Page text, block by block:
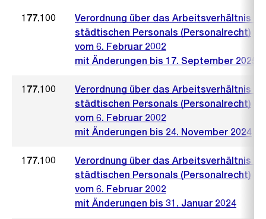
177.100
Verordnung über das Arbeitsverhältnis
städtischen Personals (Personalrecht)
vom 6. Februar 2002
mit Änderungen bis 17. September 2025
177.100
Verordnung über das Arbeitsverhältnis
städtischen Personals (Personalrecht)
vom 6. Februar 2002
mit Änderungen bis 24. November 2024
177.100
Verordnung über das Arbeitsverhältnis
städtischen Personals (Personalrecht)
vom 6. Februar 2002
mit Änderungen bis 31. Januar 2024